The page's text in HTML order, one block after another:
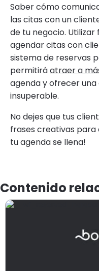
Saber cómo
las citas con un
de tu negocio.
agendar citas con
sistema de reservas
permitiráatraer a
agenda y ofrecer
insuperable.
No dejes que tus
frases creativas
tu agenda se llena!
Contenido